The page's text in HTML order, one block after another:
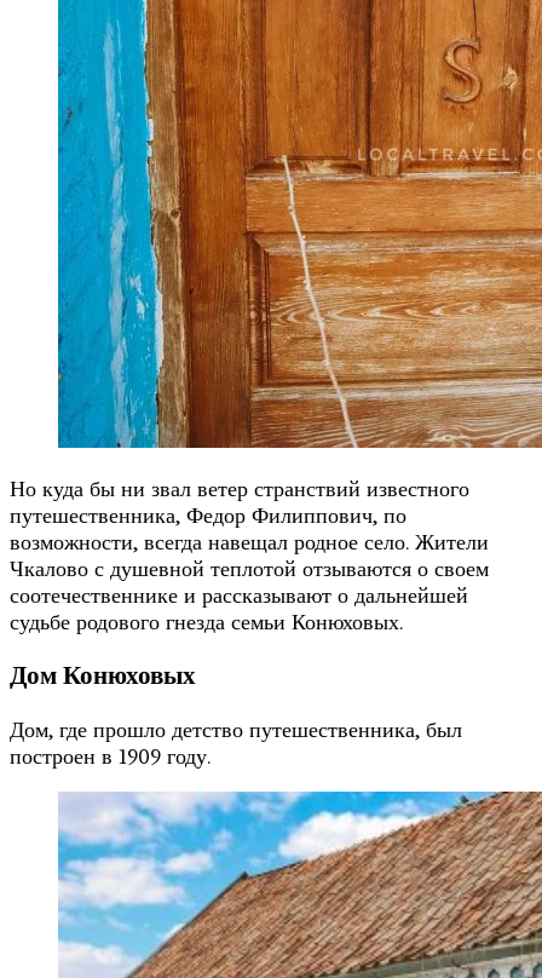
Но куда бы ни звал ветер странствий известного
путешественника, Федор Филиппович, по
возможности, всегда навещал родное село. Жители
Чкалово с душевной теплотой отзываются о своем
соотечественнике и рассказывают о дальнейшей
судьбе родового гнезда семьи Конюховых.
Дом Конюховых
Дом, где прошло детство путешественника, был
построен в 1909 году.